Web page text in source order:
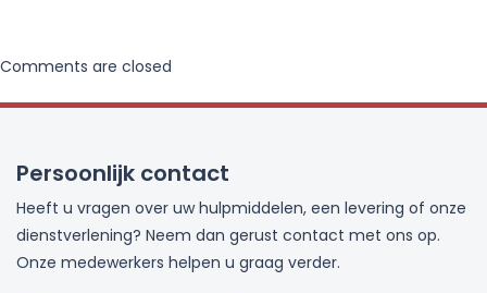
Comments are closed
Persoonlijk contact
Heeft u vragen over uw hulpmiddelen, een levering of onze
dienstverlening? Neem dan gerust contact met ons op.
Onze medewerkers helpen u graag verder.